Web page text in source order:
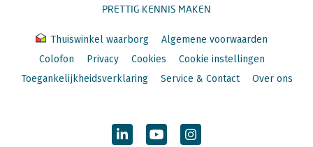
PRETTIG KENNIS MAKEN
Thuiswinkel waarborg
Algemene voorwaarden
Colofon
Privacy Cookies
Cookie instellingen
Toegankelijkheidsverklaring
Service & Contact Over ons